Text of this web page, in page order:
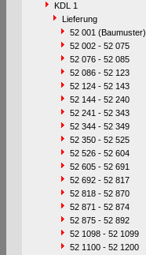
KDL 1
Lieferung
52 001 (Baumuster)
52 002 - 52 075
52 076 - 52 085
52 086 - 52 123
52 124 - 52 143
52 144 - 52 240
52 241 - 52 343
52 344 - 52 349
52 350 - 52 525
52 526 - 52 604
52 605 - 52 691
52 692 - 52 817
52 818 - 52 870
52 871 - 52 874
52 875 - 52 892
52 1098 - 52 1099
52 1100 - 52 1200